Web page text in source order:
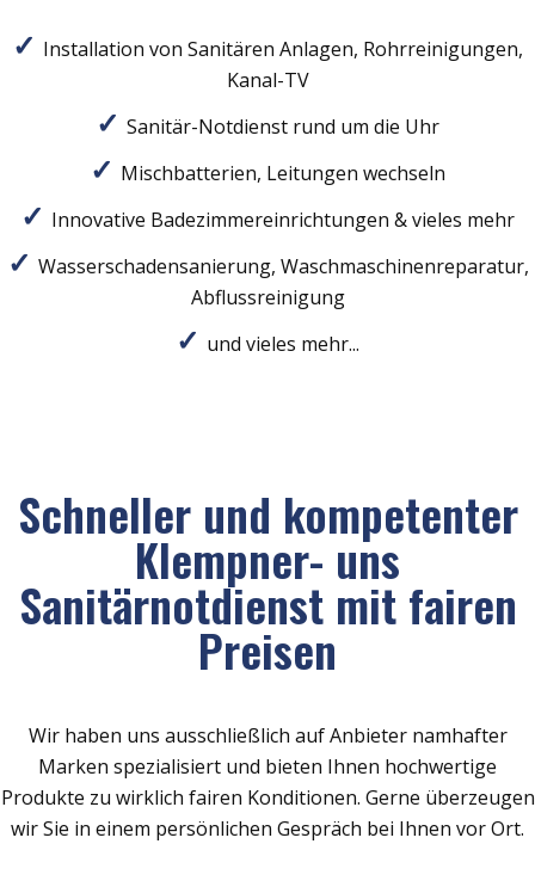
Installation von Sanitären Anlagen, Rohrreinigungen,
Kanal-TV
Sanitär-Notdienst rund um die Uhr
Mischbatterien, Leitungen wechseln
Innovative Badezimmereinrichtungen & vieles mehr
Wasserschadensanierung, Waschmaschinenreparatur,
Abflussreinigung
und vieles mehr...
Schneller und kompetenter
Klempner- uns
Sanitärnotdienst mit fairen
Preisen
Wir haben uns ausschließlich auf Anbieter namhafter
Marken spezialisiert und bieten Ihnen hochwertige
Produkte zu wirklich fairen Konditionen. Gerne überzeugen
wir Sie in einem persönlichen Gespräch bei Ihnen vor Ort.